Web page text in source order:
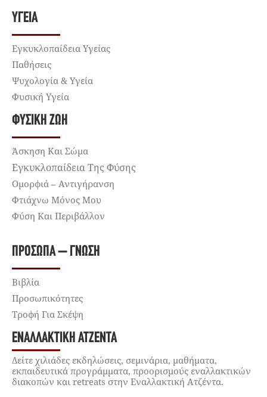
ΥΓΕΊΑ
Εγκυκλοπαίδεια Υγείας
Παθήσεις
Ψυχολογία & Υγεία
Φυσική Υγεία
ΦΥΣΙΚΉ ΖΩΉ
Άσκηση Και Σώμα
Εγκυκλοπαίδεια Της Φύσης
Ομορφιά – Αντιγήρανση
Φτιάχνω Μόνος Μου
Φύση Και Περιβάλλον
ΠΡΌΣΩΠΑ – ΓΝΏΣΗ
Βιβλία
Προσωπικότητες
Τροφή Για Σκέψη
ΕΝΑΛΛΑΚΤΙΚΉ ΑΤΖΈΝΤΑ
Δείτε χιλιάδες εκδηλώσεις, σεμινάρια, μαθήματα,
εκπαιδευτικά προγράμματα, προορισμούς εναλλακτικών
διακοπών και retreats στην Εναλλακτική Ατζέντα.